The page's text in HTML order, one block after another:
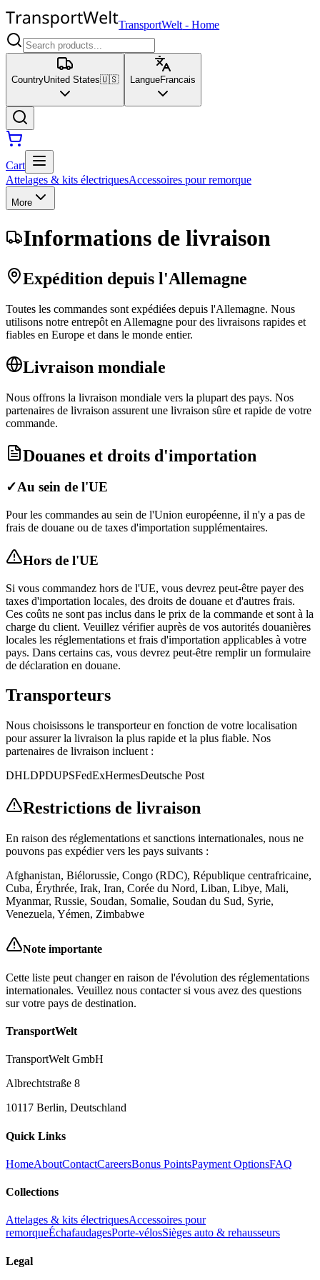
TransportWelt -Home
CountryUnited States🇺🇸 LangueFrancais
Cart
Attelages & kits électriquesAccessoires pour remorque
More
Informations de livraison
Expédition depuis l'Allemagne
Toutes les commandes sont expédiées depuis l'Allemagne. Nous
utilisons notre entrepôt en Allemagne pour des livraisons rapides et
fiables en Europe et dans le monde entier.
Livraison mondiale
Nous offrons la livraison mondiale vers la plupart des pays. Nos
partenaires de livraison assurent une livraison sûre et rapide de votre
commande.
Douanes et droits d'importation
✓Au sein de l'UE
Pour les commandes au sein de l'Union européenne, il n'y a pas de
frais de douane ou de taxes d'importation supplémentaires.
Hors de l'UE
Si vous commandez hors de l'UE, vous devrez peut-être payer des
taxes d'importation locales, des droits de douane et d'autres frais.
Ces coûts ne sont pas inclus dans le prix de la commande et sont à la
charge du client. Veuillez vérifier auprès de vos autorités douanières
locales les réglementations et frais d'importation applicables à votre
pays. Dans certains cas, vous devrez peut-être remplir un formulaire
de déclaration en douane.
Transporteurs
Nous choisissons le transporteur en fonction de votre localisation
pour assurer la livraison la plus rapide et la plus fiable. Nos
partenaires de livraison incluent :
DHLDPDUPSFedExHermesDeutsche Post
Restrictions de livraison
En raison des réglementations et sanctions internationales, nous ne
pouvons pas expédier vers les pays suivants :
Afghanistan, Biélorussie, Congo (RDC), République centrafricaine,
Cuba, Érythrée, Irak, Iran, Corée du Nord, Liban, Libye, Mali,
Myanmar, Russie, Soudan, Somalie, Soudan du Sud, Syrie,
Venezuela, Yémen, Zimbabwe
Note importante
Cette liste peut changer en raison de l'évolution des réglementations
internationales. Veuillez nous contacter si vous avez des questions
sur votre pays de destination.
TransportWelt
TransportWelt GmbH
Albrechtstraße 8
10117 Berlin, Deutschland
Quick Links
HomeAboutContactCareersBonus PointsPayment OptionsFAQ
Collections
Attelages & kits électriquesAccessoires pour
remorqueÉchafaudagesPorte-vélosSièges auto & rehausseurs
Legal